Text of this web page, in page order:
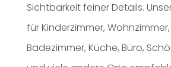
Sichtbarkeit feiner Details.
für Kinderzimmer,
Badezimmer, Küche, Büro,